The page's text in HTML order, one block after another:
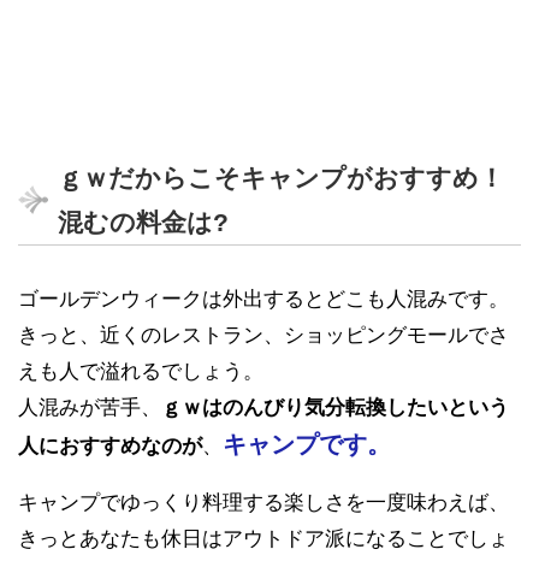
ｇｗだからこそキャンプがおすすめ！
混むの料金は?
ゴールデンウィークは外出するとどこも人混みです。
きっと、近くのレストラン、ショッピングモールでさ
えも人で溢れるでしょう。
人混みが苦手、
ｇｗはのんびり気分転換したいという
人におすすめなのが、 キャンプです。
キャンプでゆっくり料理する楽しさを一度味わえば、
きっとあなたも休日はアウトドア派になることでしょ